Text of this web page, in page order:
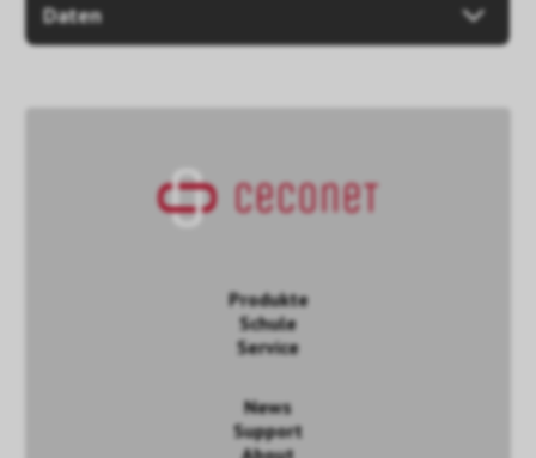
Daten
Produkte
Schule
Service
News
Support